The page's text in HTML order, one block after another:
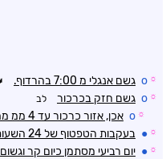
☼
o גשם אנגלי מ 7:00 בהרדוף.
☼
o גשם חזק בכרכור לב
☼
o אכן, אזור כרכור עד 4 ממ מחצות
☼
● בעקבות הטפטוף של 24 השעות האחרונות
☼
● יום רביעי מסתמן כיום קר וגשום